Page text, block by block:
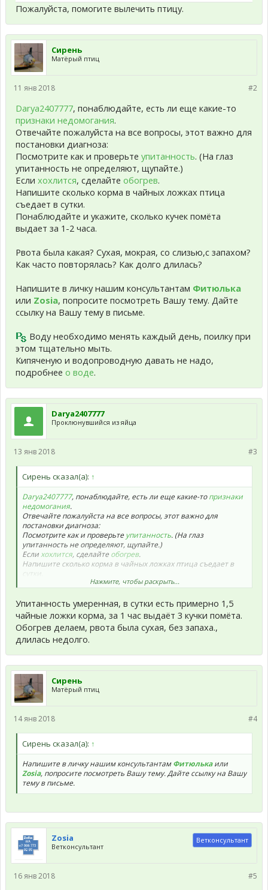
Пожалуйста, помогите вылечить птицу.
Сирень
Матёрый птиц
#2
11 янв 2018
Darya2407777, понаблюдайте, есть ли еще какие-то
признаки недомогания.
Отвечайте пожалуйста на все вопросы, этот важно для
постановки диагноза:
Посмотрите как и проверьте упитанность. (На глаз
упитанность не определяют, щупайте.)
Если хохлится, сделайте обогрев.
Напишите сколько корма в чайных ложках птица
съедает в сутки.
Понаблюдайте и укажите, сколько кучек помёта
выдает за 1-2 часа.
Рвота была какая? Сухая, мокрая, со слизью,с запахом?
Как часто повторялась? Как долго длилась?
Напишите в личку нашим консультантам Фитюлька
или Zosia, попросите посмотреть Вашу тему. Дайте
ссылку на Вашу тему в письме.
Воду необходимо менять каждый день, поилку при
этом тщательно мыть.
Кипяченую и водопроводную давать не надо,
подробнее о воде.
Darya2407777
Проклюнувшийся из яйца
#3
13 янв 2018
Сирень сказал(а): ↑
Darya2407777, понаблюдайте, есть ли еще какие-топризнаки
недомогания.
Отвечайте пожалуйста на все вопросы, этот важно для
постановки диагноза:
Посмотрите как и проверьтеупитанность. (На глаз
упитанность не определяют, щупайте.)
Еслихохлится, сделайте обогрев.
Напишите сколько корма в чайных ложках птица съедает в
сутки.
Понаблюдайте и укажите, сколько кучек помёта выдает за 1-2
Рвота была какая? Сухая, мокрая, со слизью,с запахом? Как
часто повторялась? Как долго длилась?
Напишите в личку нашим консультантам
Воду необходимо менять каждый день, поилку при этом
тщательно мыть.
Кипяченую и водопроводную давать не надо, подробнее
воде.
Нажмите, чтобы раскрыть...
Упитанность умеренная, в сутки есть примерно 1,5
чайные ложки корма, за 1 час выдаёт 3 кучки помёта.
Обогрев делаем, рвота была сухая, без запаха.,
длилась недолго.
Сирень
Матёрый птиц
#4
14 янв 2018
Сирень сказал(а): ↑
Напишите в личку нашим консультантамФитюлькаили
Zosia, попросите посмотреть Вашу тему. Дайте ссылку на Вашу
тему в письме.
Zosia
Ветконсультант
Ветконсультант
#5
16 янв 2018